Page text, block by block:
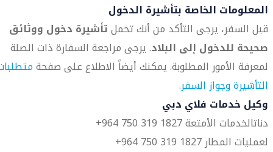
المعلومات الخاصة بتأشيرة الدخول
قبل السفر، يرجى التأكد من أنك تحملتأشيرة دخول ووثائق
صحيحة للدخول إلى البلاد. يرجى مراجعة السفارة ذات الصلة
لمعرفة الأمور المطلوبة. يمكنك أيضاً الاطلاع على صفحة
التأشيرة وجواز السفر.
وكيل خدمات فلاي دبي
دناتالخدمات الأمتعة 1827 319 750 964+
لعمليات المطار 1827 319 750 964+